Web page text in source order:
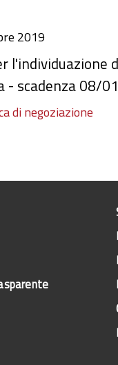
2019
scadenza 08/
di negoziazione